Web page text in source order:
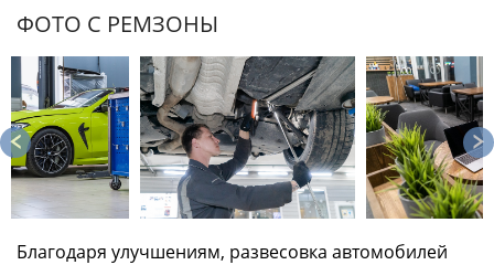
ФОТО С РЕМЗОНЫ
Благодаря улучшениям, развесовка автомобилей